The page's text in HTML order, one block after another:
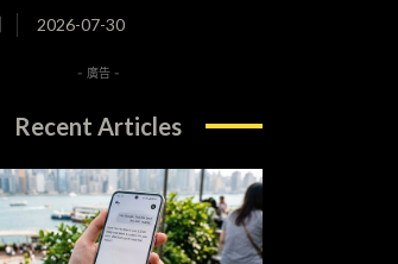
2026-07-30
- 廣告 -
Recent Articles